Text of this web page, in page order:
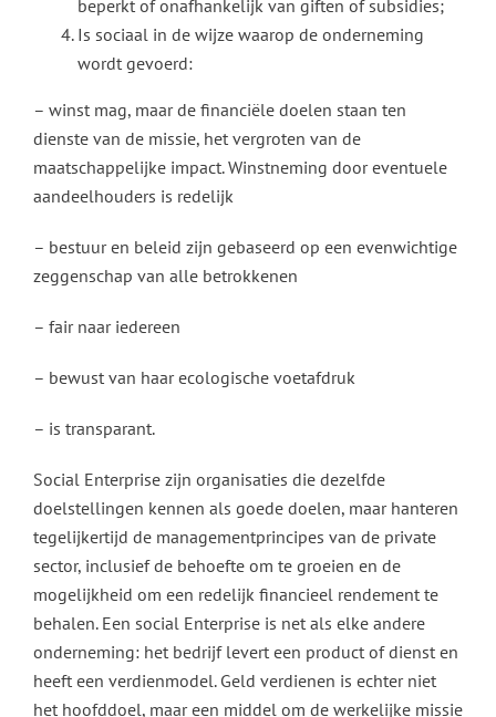
beperkt of onafhankelijk van giften of subsidies;
Is sociaal in de wijze waarop de onderneming
wordt gevoerd:
– winst mag, maar de financiële doelen staan ten
dienste van de missie, het vergroten van de
maatschappelijke impact. Winstneming door eventuele
aandeelhouders is redelijk
– bestuur en beleid zijn gebaseerd op een evenwichtige
zeggenschap van alle betrokkenen
– fair naar iedereen
– bewust van haar ecologische voetafdruk
– is transparant.
Social Enterprise zijn organisaties die dezelfde
doelstellingen kennen als goede doelen, maar hanteren
tegelijkertijd de managementprincipes van de private
sector, inclusief de behoefte om te groeien en de
mogelijkheid om een redelijk financieel rendement te
behalen. Een social Enterprise is net als elke andere
onderneming: het bedrijf levert een product of dienst en
heeft een verdienmodel. Geld verdienen is echter niet
het hoofddoel, maar een middel om de werkelijke missie